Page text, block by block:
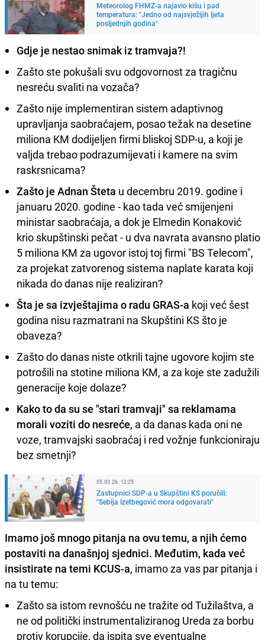
Meteorolog FHMZ-a najavio kišu i pad
temperatura: "Jedno od najsvježijih ljeta
posljednjih godina"
Gdje je nestao snimak iz tramvaja?!
Zašto ste pokušali svu odgovornost za tragičnu
nesreću svaliti na vozača?
Zašto nije implementiran sistem adaptivnog
upravljanja saobraćajem, posao težak na desetine
miliona KM dodijeljen firmi bliskoj SDP-u, a koji je
valjda trebao podrazumijevati i kamere na svim
raskrsnicama?
Zašto je Adnan Šteta u decembru 2019. godine i
januaru 2020. godine - kao tada već smijenjeni
ministar saobraćaja, a dok je Elmedin Konaković
krio skupštinski pečat - u dva navrata avansno platio
5 miliona KM za ugovor istoj toj firmi "BS Telecom",
za projekat zatvorenog sistema naplate karata koji
nikada do danas nije realiziran?
Šta je sa izvještajima o radu GRAS-a koji već šest
godina nisu razmatrani na Skupštini KS što je
obaveza?
Zašto do danas niste otkrili tajne ugovore kojim ste
potrošili na stotine miliona KM, a za koje ste zadužili
generacije koje dolaze?
Kako to da su se "stari tramvaji" sa reklamama
morali voziti do nesreće, a da danas kada oni ne
voze, tramvajski saobraćaj i red vožnje funkcioniraju
bez smetnji?
05.03.26. 12:25
Zastupnici SDP-a u Skupštini KS poručili:
"Sebija Izetbegović mora odgovarati"
Imamo još mnogo pitanja na ovu temu, a njih ćemo
postaviti na današnjoj sjednici. Međutim, kada već
insistirate na temi KCUS-a, imamo za vas par pitanja i
na tu temu:
Zašto sa istom revnošću ne tražite od Tužilaštva, a
ne od politički instrumentaliziranog Ureda za borbu
protiv korupcije, da ispita sve eventualne